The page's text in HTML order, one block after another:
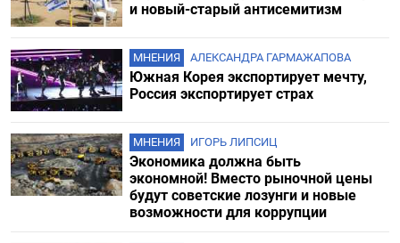
и новый-старый антисемитизм
МНЕНИЯ АЛЕКСАНДРА ГАРМАЖАПОВА
Южная Корея экспортирует мечту,
Россия экспортирует страх
МНЕНИЯ ИГОРЬ ЛИПСИЦ
Экономика должна быть
экономной! Вместо рыночной цены
будут советские лозунги и новые
возможности для коррупции